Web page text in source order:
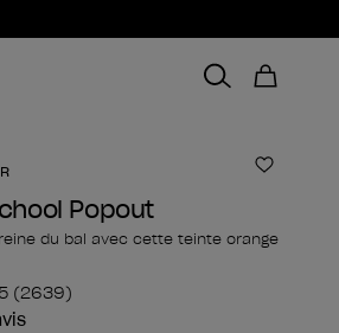
Popout
du bal avec cette teinte orange
Lire
2639
(2639)